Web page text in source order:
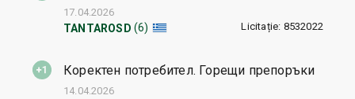
TANTAROSD (6) Licitație: 8532022
17.04.2026
Коректен потребител. Горещи препоръки
14.04.2026